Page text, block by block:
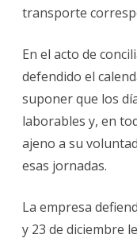
transporte
En el acto de
defendido el
suponer que los
laborables y, en
ajeno a su
esas jornadas.
La empresa
y 23 de diciembre